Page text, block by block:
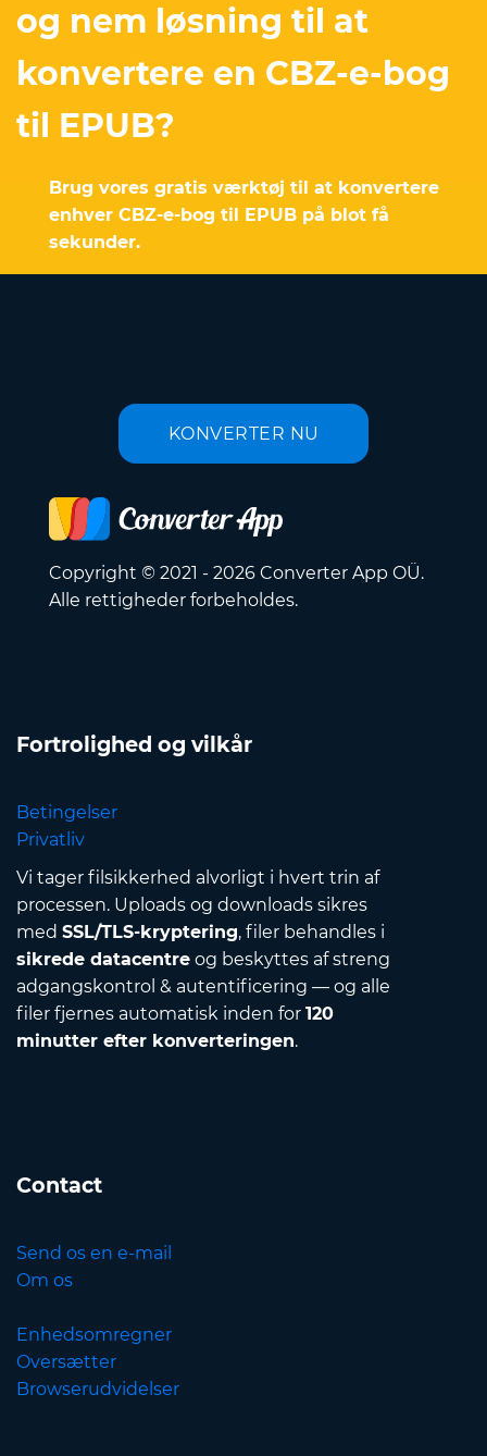
og nem løsning til at
konvertere en CBZ-e-bog
til EPUB?
Brug vores gratis værktøj til at konvertere
enhver CBZ-e-bog til EPUB på blot få
sekunder.
KONVERTER NU
Copyright © 2021 - 2026 Converter App OÜ.
Alle rettigheder forbeholdes.
Fortrolighed og vilkår
Betingelser
Privatliv
Vi tager filsikkerhed alvorligt i hvert trin af
processen. Uploads og downloads sikres
med SSL/TLS-kryptering, filer behandles i
sikrede datacentre og beskyttes af streng
adgangskontrol & autentificering — og alle
filer fjernes automatisk inden for 120
minutter efter konverteringen.
Contact
Send os en e-mail
Om os
Enhedsomregner
Oversætter
Browserudvidelser